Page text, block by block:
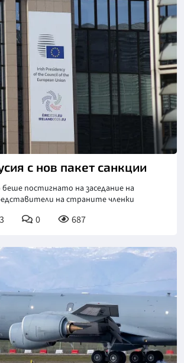
с нов пакет санкции
постигнато на заседание на
на страните членки
0 687